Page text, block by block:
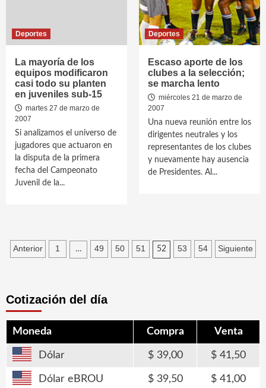
Deportes
La mayoría de los
equipos modificaron
casi todo su planten
en juveniles sub-15
martes 27 de marzo de
2007
Si analizamos el universo de
jugadores que actuaron en
la disputa de la primera
fecha del Campeonato
Juvenil de la...
Deportes
Escaso aporte de los
clubes a la selección;
se marcha lento
miércoles 21 de marzo de
2007
Una nueva reunión entre los
dirigentes neutrales y los
representantes de los clubes
y nuevamente hay ausencia
de Presidentes. Al...
Paginación
Anterior 1 … 49 50 51 52 53 54 Siguiente
Cotización del día
Moneda Compra Venta
Dólar 39,00 41,50
Dólar eBROU 39,50 41,00